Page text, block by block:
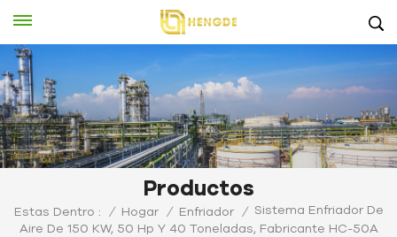
Productos
Estas Dentro : / Hogar / Enfriador /
Sistema Enfriador De
Aire De 150 KW, 50 Hp Y 40 Toneladas, Fabricante HC-50A